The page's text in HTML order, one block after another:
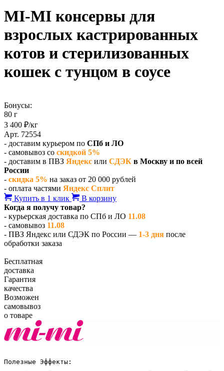
MI-MI консервы для
взрослых кастрированных
котов и стерилизованных
кошек с тунцом в соусе
Бонусы:
80 г
3 400 ₽/кг
Арт. 72554
- доставим курьером по СПб и ЛО
- самовывоз со скидкой 5%
- доставим в ПВЗ Яндекс или СДЭК в Москву и по всей
России
- скидка 5% на заказ от 20 000 рублей
- оплата частями Яндекс Сплит
Купить в 1 клик
В корзину
Когда я получу товар?
- курьерская доставка по СПб и ЛО 11.08
- самовывоз 11.08
- ПВЗ Яндекс или СДЭК по России — 1-3 дня после
обработки заказа
Бесплатная
доставка
Гарантия
качества
Возможен
самовывоз
о товаре
Полезные Эффекты: